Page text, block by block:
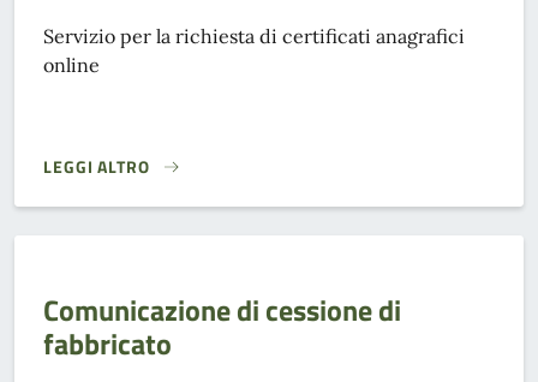
Servizio per la richiesta di certificati anagrafici
online
LEGGI ALTRO
CERTIFICATI ANAGRAFICI - ANPR}
Comunicazione di cessione di
fabbricato